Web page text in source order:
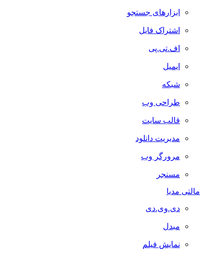
ابزارهای جستجو
اشتراک فایل
اف.تی.پی
ایمیل
شبکه
طراحی وب
قالب سایت
مدیریت دانلود
مرورگر وب
مسنجر
مالتی مدیا
دی.وی.دی
مبدل
نمایش فیلم